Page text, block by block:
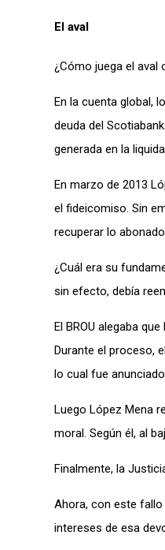
El aval
¿Cómo juega el aval
En la cuenta global,
deuda del
generada en la
En marzo de 2013
el fideicomiso. Sin
recuperar lo abonado.
¿Cuál era su
sin efecto, debía
El BROU alegaba
Durante el proceso,
lo cual fue
Luego López Mena
moral. Según él, al
Finalmente, la
Ahora, con este fallo
intereses de esa